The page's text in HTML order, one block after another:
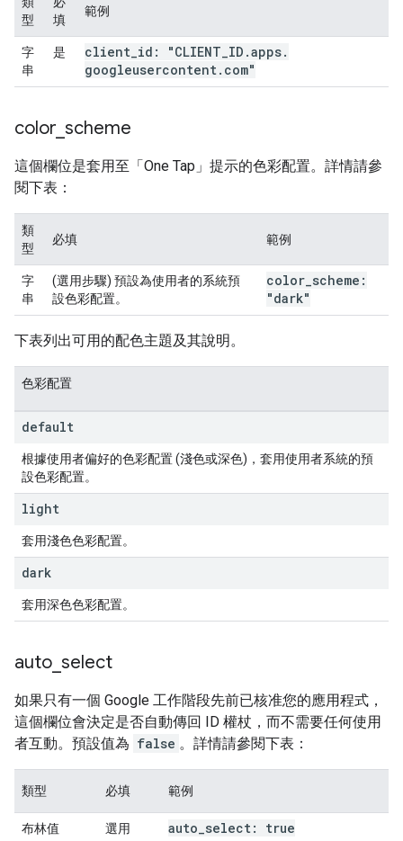
型
填
範例
字
串
是 client id: "CLIENT ID .apps.
googleusercontent. com"
color scheme
這個欄位是套用至「One Tap」提示的色彩配置。詳情請參
閱下表：
類
型
必填 範例
字
串
(選用步驟) 預設為使用者的系統預
設色彩配置。
color scheme:
"dark"
下表列出可用的配色主題及其說明。
色彩配置
default
根據使用者偏好的色彩配置 (淺色或深色)，套用使用者系統的預
設色彩配置。
light
套用淺色色彩配置。
dark
套用深色色彩配置。
auto select
如果只有一個 Google 工作階段先前已核准您的應用程式，
這個欄位會決定是否自動傳回 ID 權杖，而不需要任何使用
者互動。預設值為 false 。詳情請參閱下表：
類型 必填 範例
布林值 選用 auto select: true